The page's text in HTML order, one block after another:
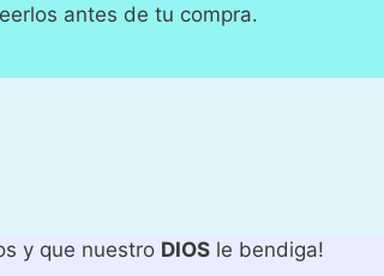
antes de tu compra.
y que nuestro DIOSle bendiga!